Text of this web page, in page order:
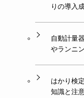
りの導入
自動計量
やランニ
はかり検
知識と注